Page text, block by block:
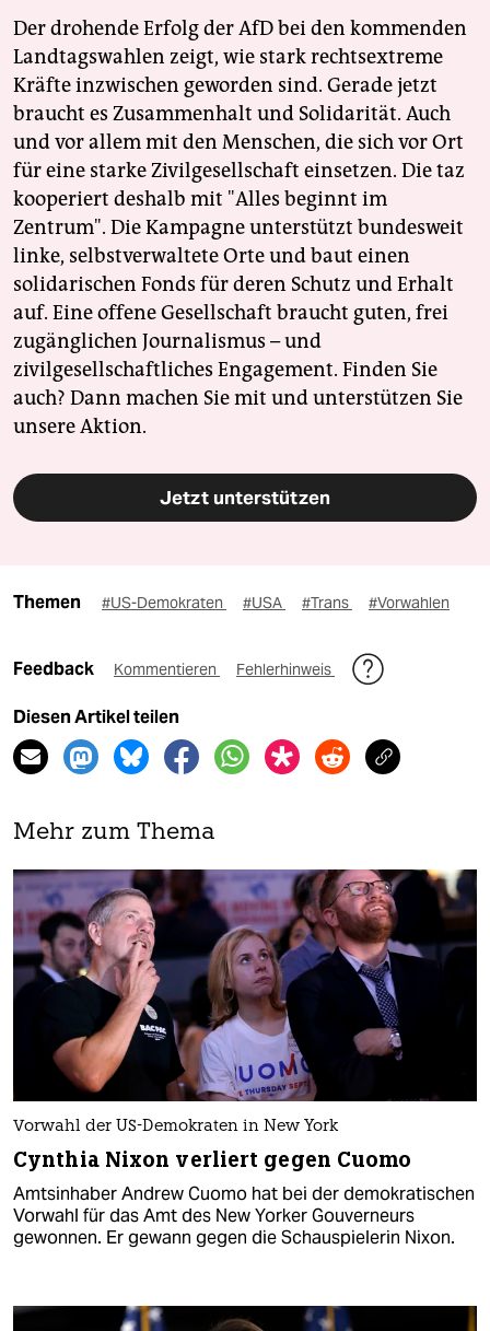
Der drohende Erfolg der AfD bei den kommenden
Landtagswahlen zeigt, wie stark rechtsextreme
Kräfte inzwischen geworden sind. Gerade jetzt
braucht es Zusammenhalt und Solidarität. Auch
und vor allem mit den Menschen, die sich vor Ort
für eine starke Zivilgesellschaft einsetzen. Die taz
kooperiert deshalb mit "Alles beginnt im
Zentrum". Die Kampagne unterstützt bundesweit
linke, selbstverwaltete Orte und baut einen
solidarischen Fonds für deren Schutz und Erhalt
auf. Eine offene Gesellschaft braucht guten, frei
zugänglichen Journalismus – und
zivilgesellschaftliches Engagement. Finden Sie
auch? Dann machen Sie mit und unterstützen Sie
unsere Aktion.
Jetzt unterstützen
Themen #US-Demokraten #USA #Trans #Vorwahlen
Feedback Kommentieren Fehlerhinweis
Diesen Artikel teilen
Mehr zum Thema
Vorwahl der US-Demokraten in New York
Cynthia Nixon verliert gegen Cuomo
Amtsinhaber Andrew Cuomo hat bei der demokratischen
Vorwahl für das Amt des New Yorker Gouverneurs
gewonnen. Er gewann gegen die Schauspielerin Nixon.